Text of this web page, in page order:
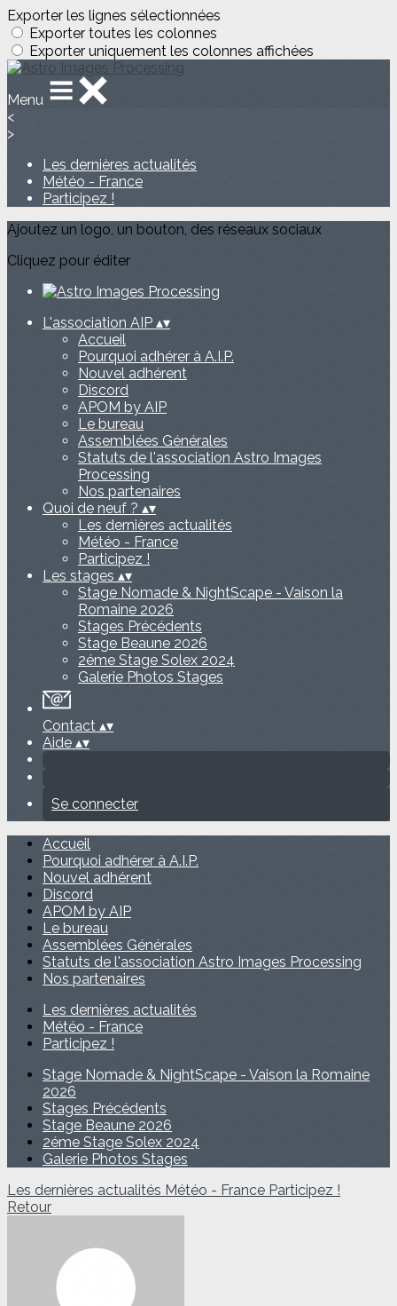
Exporter les lignes sélectionnées
Exporter toutes les colonnes
Exporter uniquement les colonnes affichées
Menu
<
>
Les dernières actualités
Météo - France
Participez !
Ajoutez un logo, un bouton, des réseaux sociaux
Cliquez pour éditer
L'association AIP ▴▾
Accueil
Pourquoi adhérer à A.I.P.
Nouvel adhérent
Discord
APOM by AIP
Le bureau
Assemblées Générales
Statuts de l'association Astro Images
Processing
Nos partenaires
Quoi de neuf ? ▴▾
Les dernières actualités
Météo - France
Participez !
Les stages ▴▾
Stage Nomade & NightScape - Vaison la
Romaine 2026
Stages Précédents
Stage Beaune 2026
2éme Stage Solex 2024
Galerie Photos Stages
Contact ▴▾
Aide ▴▾
Se connecter
Accueil
Pourquoi adhérer à A.I.P.
Nouvel adhérent
Discord
APOM by AIP
Le bureau
Assemblées Générales
Statuts de l'association Astro Images Processing
Nos partenaires
Les dernières actualités
Météo - France
Participez !
Stage Nomade & NightScape - Vaison la Romaine
2026
Stages Précédents
Stage Beaune 2026
2éme Stage Solex 2024
Galerie Photos Stages
Les dernières actualités Météo - France Participez !
Retour